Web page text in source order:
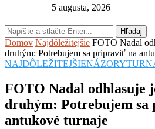
5 augusta, 2026
Hľadaj
Domov Najdôležitejšie FOTO Nadal
druhým: Potrebujem sa pripraviť na
NAJDÔLEŽITEJŠIENÁZORY
FOTO Nadal odhlasuje
druhým: Potrebujem
antukové turnaje